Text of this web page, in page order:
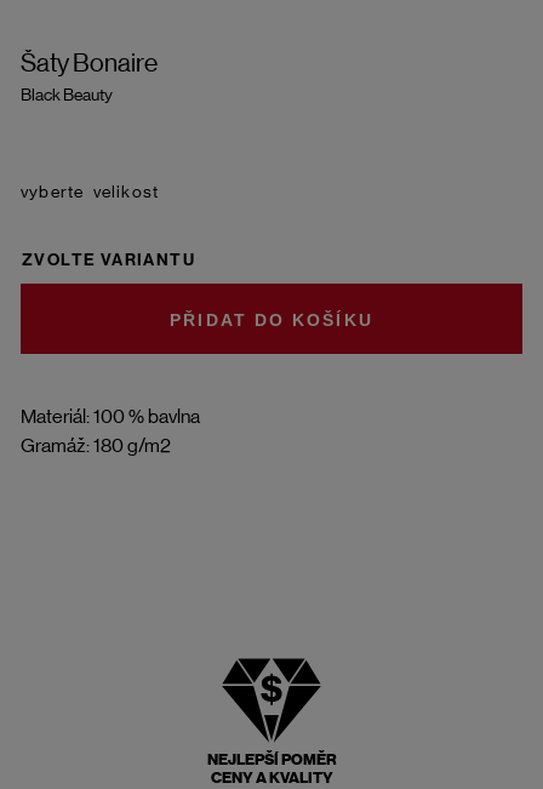
Šaty Bonaire
Black Beauty
Materiál: 100 % bavlna
Gramáž: 180 g/m2
velikost
ZVOLTE VARIANTU
DO KOŠÍKU
NEJLEPŠÍ POMĚR
CENY A KVALITY